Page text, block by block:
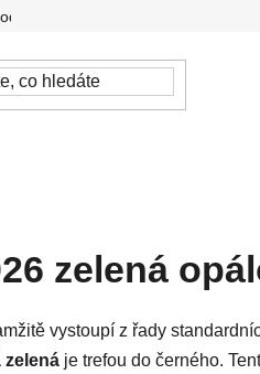
podmínky
zelená
vystoupí z řady
zelená je trefou do černého.